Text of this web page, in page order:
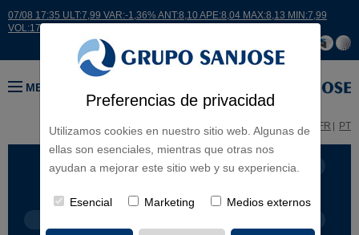
Preferencias de privacidad
Utilizamos cookies en nuestro sitio web. Algunas de
ellas son esenciales, mientras que otras nos
ayudan a mejorar este sitio web y su experiencia.
Esencial Marketing Medios externos
07/08 17:35 ULT:7,99 VAR:-1,36% ANT:8,10 APE:8,04 MAX:8,13 MIN:7,99
VOL:17664
MENÚ
EN FR PT
LÍNEA DE NEGOCIO CONTINENTES